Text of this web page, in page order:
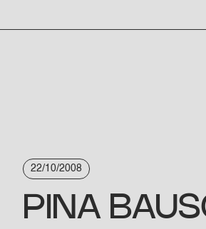
22/10/2008
PINA